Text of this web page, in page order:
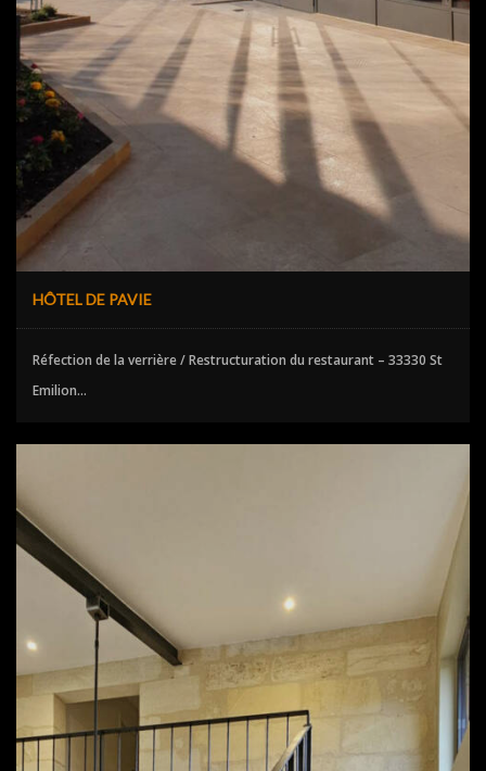
HÔTEL DE PAVIE
Réfection de la verrière / Restructuration du restaurant – 33330 St
Emilion...